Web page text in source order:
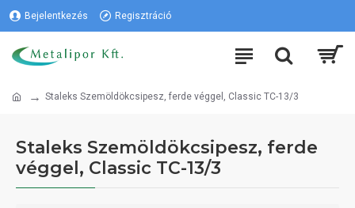
Bejelentkezés Regisztráció
Staleks Szemöldökcsipesz, ferde véggel, Classic TC-13/3
Staleks Szemöldökcsipesz, ferde
véggel, Classic TC-13/3